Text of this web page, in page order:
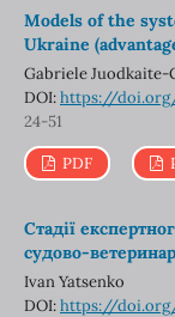
Models of the
Ukraine
Gabriele
DOI:https://doi.org/
24-51
PDF
Стадії
судово-
Ivan Yatsenko
DOI:https://doi.org/